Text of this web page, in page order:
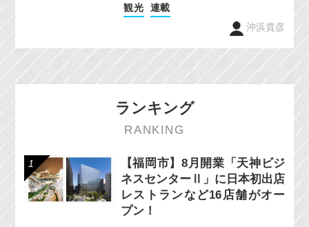
観光
連載
沖浜貴彦
ランキング
RANKING
【福岡市】8月開業「天神ビジ
ネスセンターⅡ」に日本初出店
レストランなど16店舗がオー
プン！